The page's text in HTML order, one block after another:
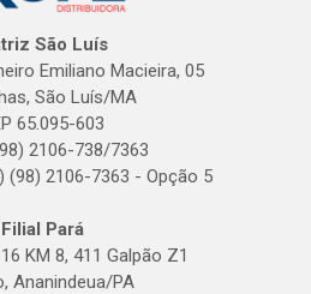
São Luís
Emiliano Macieira, 05
São Luís/MA
65.095-603
2106-738/7363
(98) 2106-7363 - Opção 5
Filial Pará
KM 8, 411 Galpão Z1
Ananindeua/PA